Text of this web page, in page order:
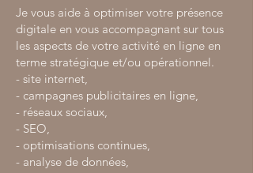
Je vous aide à optimiser votre présence
digitale en vous accompagnant sur tous
les aspects de votre activité en ligne en
terme stratégique et/ou opérationnel.
- site internet,
- campagnes publicitaires en ligne,
- réseaux sociaux,
- SEO,
- optimisations continues,
- analyse de données,